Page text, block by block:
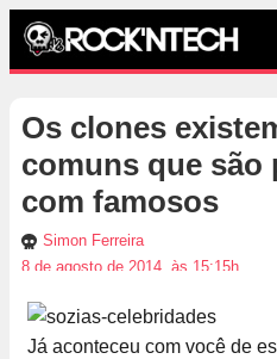
Os clones
comuns que são
com famosos
Simon Ferreira
8 de agosto de 2014, às 15:15h
Já aconteceu com você de